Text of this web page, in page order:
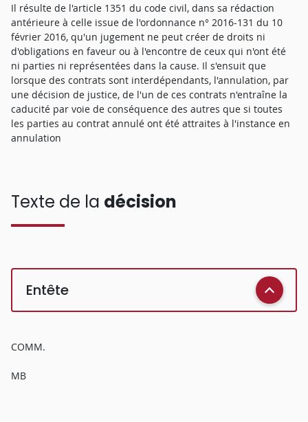
Il résulte de l'article 1351 du code civil, dans sa rédaction
antérieure à celle issue de l'ordonnance n° 2016-131 du 10
février 2016, qu'un jugement ne peut créer de droits ni
d'obligations en faveur ou à l'encontre de ceux qui n'ont été
ni parties ni représentées dans la cause. Il s'ensuit que
lorsque des contrats sont interdépendants, l'annulation, par
une décision de justice, de l'un de ces contrats n'entraîne la
caducité par voie de conséquence des autres que si toutes
les parties au contrat annulé ont été attraites à l'instance en
annulation
Texte de la décision
Entête
COMM.
MB